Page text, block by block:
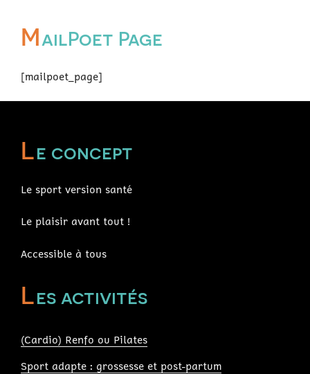
MailPoet Page
[mailpoet_page]
Le concept
Le sport version santé
Le plaisir avant tout !
Accessible à tous
Les activités
(Cardio) Renfo ou Pilates
Sport adapte : grossesse et post-partum